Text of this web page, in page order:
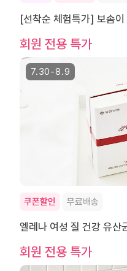
[선착순 체험특가] 보솜
회원 전용 특가
7.30-8.9
쿠폰할인 무료배송
엘레나 여성 질 건강 유산
회원 전용 특가